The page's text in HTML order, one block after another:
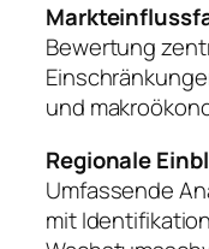
Bewertung
und
Regionale
Umfassende
mit